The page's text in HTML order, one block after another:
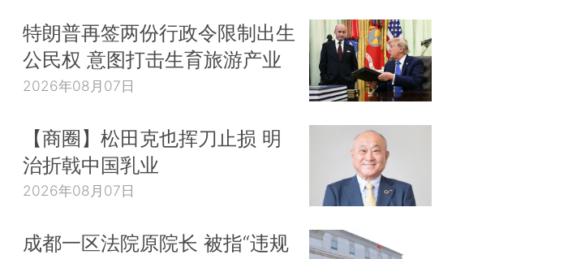
特朗普再签两份行政令限制出生
公民权 意图打击生育旅游产业
2026年08月07日
【商圈】松田克也挥刀止损 明
治折戟中国乳业
2026年08月07日
成都一区法院原院长 被指“违规